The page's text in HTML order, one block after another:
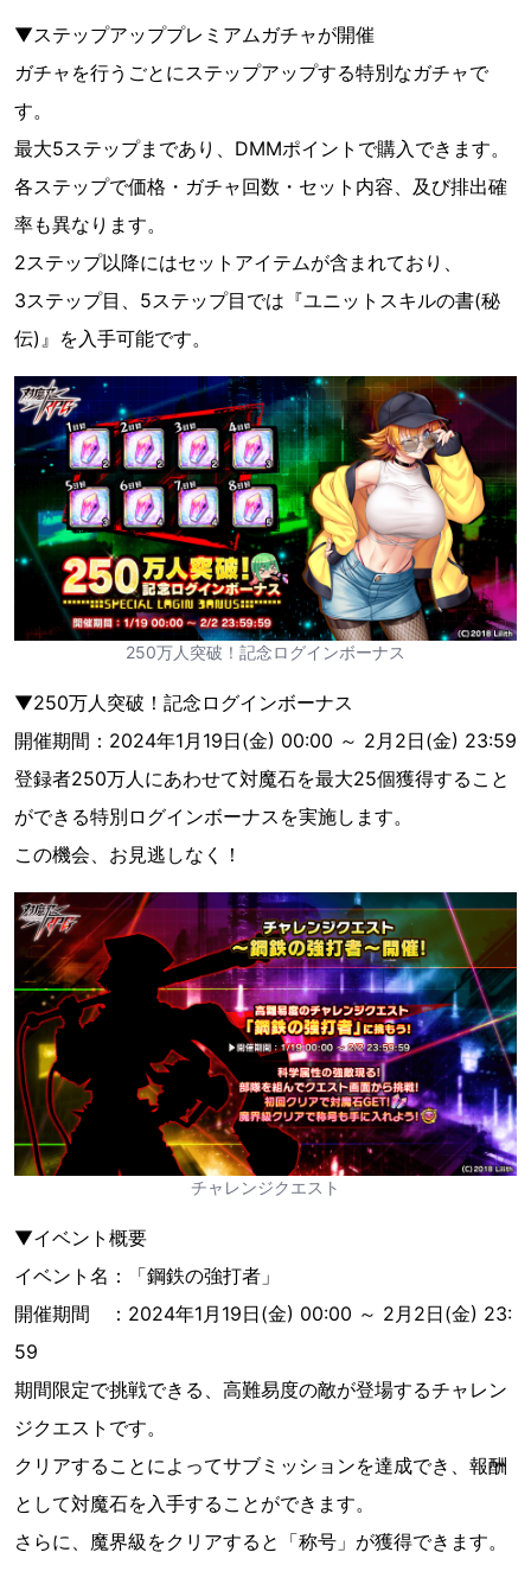
▼ステップアッププレミアムガチャが開催
ガチャを行うごとにステップアップする特別なガチャで
す。
最大5ステップまであり、DMMポイントで購入できます。
各ステップで価格・ガチャ回数・セット内容、及び排出確
率も異なります。
2ステップ以降にはセットアイテムが含まれており、
3ステップ目、5ステップ目では『ユニットスキルの書(秘
伝)』を入手可能です。
250万人突破！記念ログインボーナス
▼250万人突破！記念ログインボーナス
開催期間：2024年1月19日(金) 00:00 ～ 2月2日(金) 23:59
登録者250万人にあわせて対魔石を最大25個獲得すること
ができる特別ログインボーナスを実施します。
この機会、お見逃しなく！
チャレンジクエスト
▼イベント概要
イベント名：「鋼鉄の強打者」
開催期間 ：2024年1月19日(金) 00:00 ～ 2月2日(金) 23:
59
期間限定で挑戦できる、高難易度の敵が登場するチャレン
ジクエストです。
クリアすることによってサブミッションを達成でき、報酬
として対魔石を入手することができます。
さらに、魔界級をクリアすると「称号」が獲得できます。